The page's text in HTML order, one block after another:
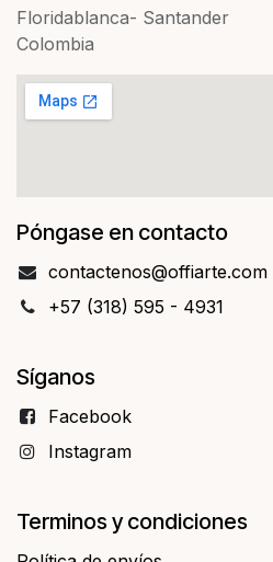
Floridablanca- Santander
Colombia
Póngase en contacto
contact​​enos@offiarte.com
+57 (318) 595 - 4931
Síganos
Facebo​​ok
Instagram
Terminos y condiciones